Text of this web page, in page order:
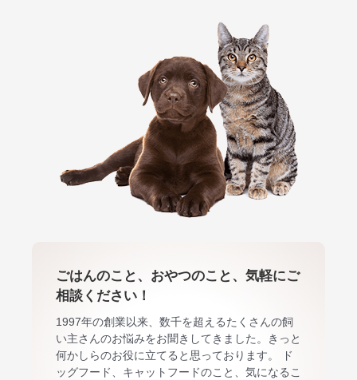
ごはんのこと、おやつのこと、気軽にご
相談ください！
1997年の創業以来、数千を超えるたくさんの飼
い主さんのお悩みをお聞きしてきました。きっと
何かしらのお役に立てると思っております。 ド
ッグフード、キャットフードのこと、気になるこ